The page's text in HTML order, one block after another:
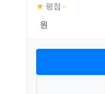
★ 평점 –